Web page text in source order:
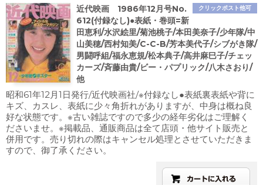
クリックポスト他可
近代映画 1986年12月号No.
612(付録なし)●表紙・巻頭=新
田恵利/水沢絵里/菊池桃子/本田美奈子/少年隊/中
山美穂/西村知美/C-C-B/芳本美代子/シブがき隊/
男闘呼組/福永恵規/松本典子/高井麻巳子/チェッ
カーズ/斉藤由貴/ビー・パプリック/八木さおり/
他
昭和61年12月1日発行/近代映画社/※付録なし●表紙裏表紙や背に
キズ、カスレ、表紙に少々角折れがありますが、中身は概ね良
好な状態です。※古い雑誌ですので多少の経年劣化はご理解く
ださいませ。※掲載品、通販商品は全て店頭・他サイト販売と
併用です。売り切れの際はキャンセル処理とさせていただきま
すので、御了承ください。